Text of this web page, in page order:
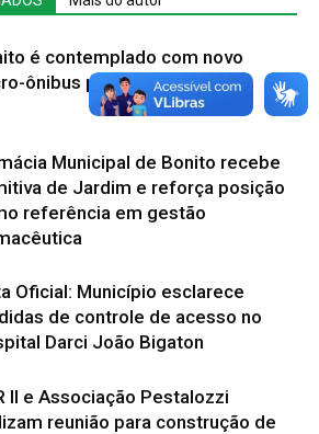
é contemplado com novo
ônibus para a Saúde
Municipal de Bonito recebe
de Jardim e reforça posição
referência em gestão
Oficial: Município esclarece
de controle de acesso no
Darci João Bigaton
II e Associação Pestalozzi
reunião para construção de